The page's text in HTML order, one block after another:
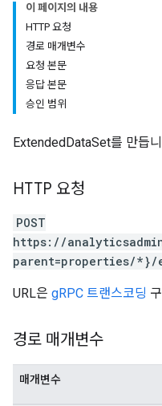
이 페이지의 내용
HTTP 요청
경로 매개변수
요청 본문
응답 본문
승인 범위
ExtendedDataSet를 만듭
HTTP 요청
POST
https://
parent=properties/*}/
URL은 gRPC 트랜스코딩
경로 매개변수
매개변수